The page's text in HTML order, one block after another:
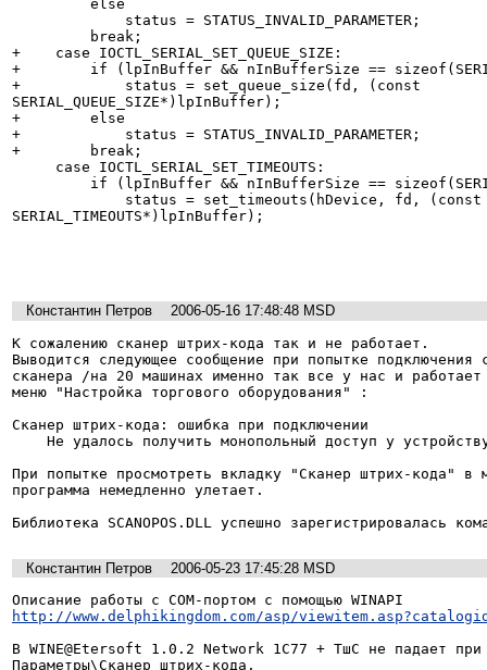
+    case IOCTL_SERIAL_SET_QUEUE_SIZE:
+        if (lpInBuffer && nInBufferSize ==
+            status = set_queue_size(fd, (const
SERIAL_QUEUE_SIZE*)lpInBuffer);
+        else
+            status = STATUS_INVALID_PARAMETER;
+        break;
SERIAL_TIMEOUTS*)lpInBuffer);
Константин Петров
2006-05-16 17:48:48 MSD
К сожалению сканер штрих-кода так и не работает.
Выводится следующее сообщение при попытке подключения
сканера /на 20 машинах именно так все у нас и
меню "Настройка торгового оборудования" :
Сканер штрих-кода: ошибка при подключении
При попытке просмотреть вкладку "Сканер штрих-кода" в
программа немедленно улетает.
Библиотека SCANOPOS.DLL успешно зарегистрировалась
Константин Петров
2006-05-23 17:45:28 MSD
http://www.delphikingdom.com/asp/
В WINE@Etersoft 1.0.2 Network 1С77 + ТшС не падает
Параметры\Сканер штрих-кода.